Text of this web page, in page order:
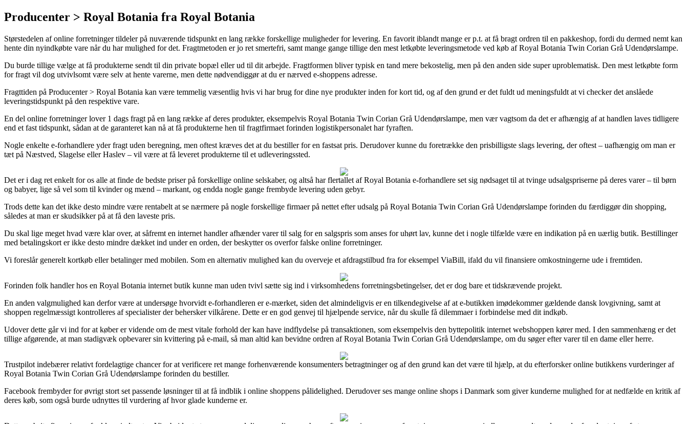
Producenter > Royal Botania fra Royal Botania
Størstedelen af online forretninger tildeler på nuværende tidspunkt en lang række forskellige muligheder for levering. En favorit iblandt mange er p.t. at få bragt ordren til en pakkeshop, fordi du dermed nemt kan
hente din nyindkøbte vare når du har mulighed for det. Fragtmetoden er jo ret smertefri, samt mange gange tillige den mest letkøbte leveringsmetode ved køb af Royal Botania Twin Corian Grå Udendørslampe.
Du burde tillige vælge at få produkterne sendt til din private bopæl eller ud til dit arbejde. Fragtformen bliver typisk en tand mere bekostelig, men på den anden side super uproblematisk. Den mest letkøbte form
for fragt vil dog utvivlsomt være selv at hente varerne, men dette nødvendiggør at du er nærved e-shoppens adresse.
Fragttiden på Producenter > Royal Botania kan være temmelig væsentlig hvis vi har brug for dine nye produkter inden for kort tid, og af den grund er det fuldt ud meningsfuldt at vi checker det anslåede
leveringstidspunkt på den respektive vare.
En del online forretninger lover 1 dags fragt på en lang række af deres produkter, eksempelvis Royal Botania Twin Corian Grå Udendørslampe, men vær vagtsom da det er afhængig af at handlen laves tidligere
end et fast tidspunkt, sådan at de garanteret kan nå at få produkterne hen til fragtfirmaet forinden logistikpersonalet har fyraften.
Nogle enkelte e-forhandlere yder fragt uden beregning, men oftest kræves det at du bestiller for en fastsat pris. Derudover kunne du foretrække den prisbilligste slags levering, der oftest – uafhængig om man er
tæt på Næstved, Slagelse eller Haslev – vil være at få leveret produkterne til et udleveringssted.
Det er i dag ret enkelt for os alle at finde de bedste priser på forskellige online selskaber, og altså har flertallet af Royal Botania e-forhandlere set sig nødsaget til at tvinge udsalgspriserne på deres varer – til børn
og babyer, lige så vel som til kvinder og mænd – markant, og endda nogle gange frembyde levering uden gebyr.
Trods dette kan det ikke desto mindre være rentabelt at se nærmere på nogle forskellige firmaer på nettet efter udsalg på Royal Botania Twin Corian Grå Udendørslampe forinden du færdiggør din shopping,
således at man er skudsikker på at få den laveste pris.
Du skal lige meget hvad være klar over, at såfremt en internet handler afhænder varer til salg for en salgspris som anses for uhørt lav, kunne det i nogle tilfælde være en indikation på en uærlig butik. Bestillinger
med betalingskort er ikke desto mindre dækket ind under en orden, der beskytter os overfor falske online forretninger.
Vi foreslår generelt kortkøb eller betalinger med mobilen. Som en alternativ mulighed kan du overveje et afdragstilbud fra for eksempel ViaBill, ifald du vil finansiere omkostningerne ude i fremtiden.
Forinden folk handler hos en Royal Botania internet butik kunne man uden tvivl sætte sig ind i virksomhedens forretningsbetingelser, det er dog bare et tidskrævende projekt.
En anden valgmulighed kan derfor være at undersøge hvorvidt e-forhandleren er e-mærket, siden det almindeligvis er en tilkendegivelse af at e-butikken imødekommer gældende dansk lovgivning, samt at
shoppen regelmæssigt kontrolleres af specialister der behersker vilkårene. Dette er en god genvej til hjælpende service, når du skulle få dilemmaer i forbindelse med dit indkøb.
Udover dette går vi ind for at køber er vidende om de mest vitale forhold der kan have indflydelse på transaktionen, som eksempelvis den byttepolitik internet webshoppen kører med. I den sammenhæng er det
tillige afgørende, at man stadigvæk opbevarer sin kvittering på e-mail, så man altid kan bevidne ordren af Royal Botania Twin Corian Grå Udendørslampe, om du søger efter varer til en dame eller herre.
Trustpilot indebærer relativt fordelagtige chancer for at verificere ret mange forhenværende konsumenters betragtninger og af den grund kan det være til hjælp, at du efterforsker online butikkens vurderinger af
Royal Botania Twin Corian Grå Udendørslampe forinden du bestiller.
Facebook frembyder for øvrigt stort set passende løsninger til at få indblik i online shoppens pålidelighed. Derudover ses mange online shops i Danmark som giver kunderne mulighed for at nedfælde en kritik af
deres køb, som også burde udnyttes til vurdering af hvor glade kunderne er.